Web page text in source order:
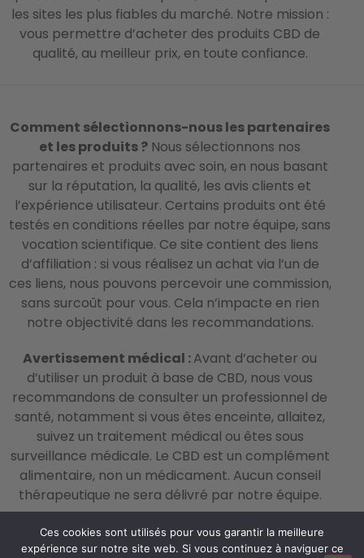
les sites les plus fiables du marché. Notre mission :
vous permettre d’acheter des produits CBD de
qualité, au meilleur prix, en toute confiance.
Comment sélectionnons-nous les partenaires
et les produits ? Nous sélectionnons nos
partenaires et produits avec soin, en nous basant
sur la réputation, la qualité, les avis clients et
l’expérience utilisateur. Certains produits ont été
testés en conditions réelles par notre équipe, sans
vocation scientifique. Ce site contient des liens
d’affiliation : si vous réalisez un achat via l’un de
ces liens, nous pouvons percevoir une commission,
sans surcoût pour vous. Cela n’impacte en rien
notre objectivité dans les recommandations.
Avertissement médical :Avant d’acheter ou
d’utiliser un produit à base de CBD, nous vous
recommandons de consulter un professionnel de
santé, notamment si vous êtes enceinte, allaitez,
suivez un traitement médical ou êtes sous
surveillance médicale. Le CBD est un complément
alimentaire, non un médicament. Aucun conseil
thérapeutique ne sera délivré par notre équipe.
© 2026 La Crème du CBD – All Rights Reserved –
Ces cookies sont utilisés pour vous garantir la meilleure
expérience sur notre site web. Si vous continuez à naviguer ce